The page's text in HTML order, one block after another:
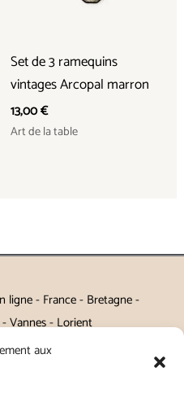
aux
Set de 3 ramequins
vintages Arcopal marron
13,00€
Art de la table
ligne - France - Bretagne -
Vannes - Lorient
luminaires, Art de la table